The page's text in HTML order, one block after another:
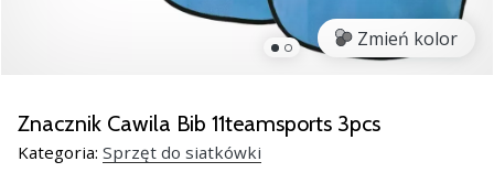
–
Nasze
porady
Zmień kolor
Znacznik Cawila Bib 11teamsports 3pcs
Kategoria: Sprzęt do siatkówki